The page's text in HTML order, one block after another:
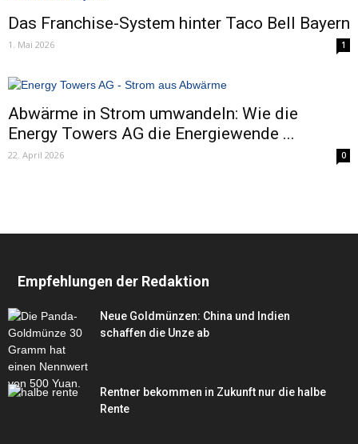
Das Franchise-System hinter Taco Bell Bayern
1. Mai 2026 1
Abwärme in Strom umwandeln: Wie die
Energy Towers AG die Energiewende ...
22. April 2026 0
Empfehlungen der Redaktion
Neue Goldmünzen: China und Indien
schaffen die Unze ab
Rentner bekommen in Zukunft nur die halbe
Rente